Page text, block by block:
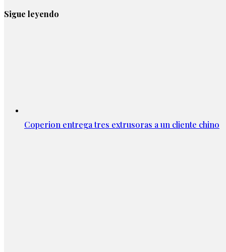
Sigue leyendo
Coperion entrega tres extrusoras a un cliente chino